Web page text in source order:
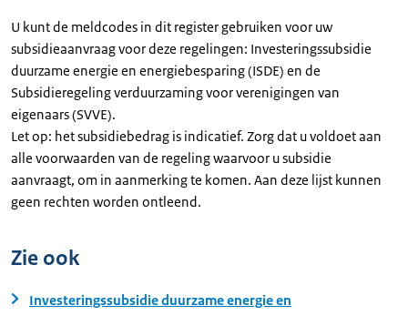
U kunt de meldcodes in dit register gebruiken voor uw
subsidieaanvraag voor deze regelingen: Investeringssubsidie
duurzame energie en energiebesparing (ISDE) en de
Subsidieregeling verduurzaming voor verenigingen van
eigenaars (SVVE).
Let op: het subsidiebedrag is indicatief. Zorg dat u voldoet aan
alle voorwaarden van de regeling waarvoor u subsidie
aanvraagt, om in aanmerking te komen. Aan deze lijst kunnen
geen rechten worden ontleend.
Zie ook
Investeringssubsidie duurzame energie en